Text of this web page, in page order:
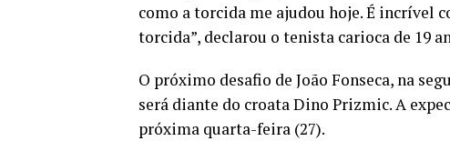
como a torcida me ajudou hoje. É incrível
torcida”, declarou o tenista carioca de 19
O próximo desafio de João Fonseca, na
será diante do croata Dino Prizmic. A
próxima quarta-feira (27).